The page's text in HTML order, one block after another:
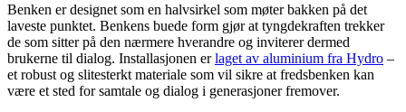
Benken er designet som en halvsirkel som møter bakken på det
laveste punktet. Benkens buede form gjør at tyngdekraften trekker
de som sitter på den nærmere hverandre og inviterer dermed
brukerne til dialog. Installasjonen erlaget av aluminium fra Hydro –
et robust og slitesterkt materiale som vil sikre at fredsbenken kan
være et sted for samtale og dialog i generasjoner fremover.